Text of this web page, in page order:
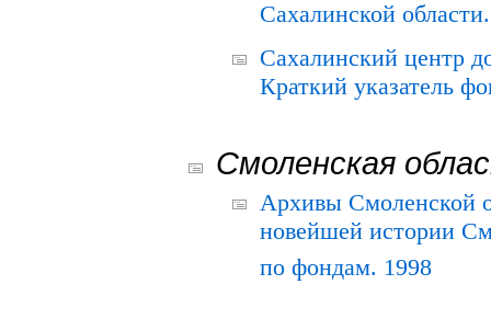
Сахалинской
Сахалинский центр
Краткий указатель
Смоленская
Архивы Смоленской
новейшей истории
по фондам. 1998